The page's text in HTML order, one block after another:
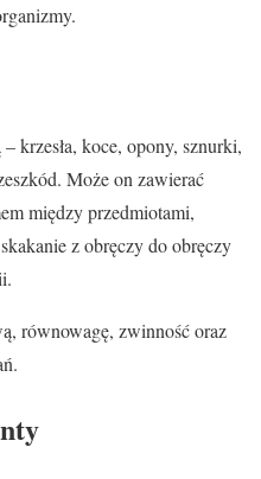
krzesła, koce, opony, sznurki,
Może on zawierać
między przedmiotami,
z obręczy do obręczy
równowagę, zwinność oraz